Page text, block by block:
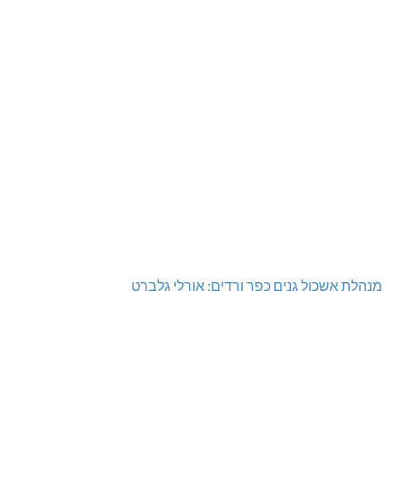
מנהלת אשכול גנים כפר ורדים: אורלי גלברט